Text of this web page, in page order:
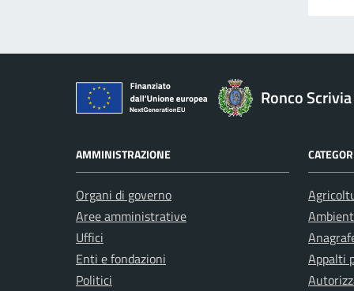
Ronco Scrivia
AMMINISTRAZIONE
Organi di governo
Aree amministrative
Uffici
Enti e fondazioni
Politici
Appalti